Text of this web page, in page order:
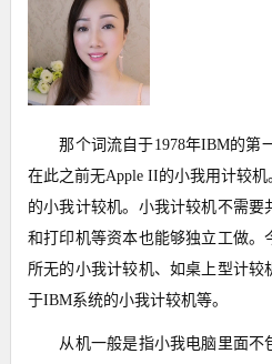
那个词流自于1978年IBM的第
在此之前无Apple II的小我用计较
的小我计较机。小我计较机不需
和打印机等资本也能够独立工做。
所无的小我计较机、如桌上型计
于IBM系统的小我计较机等。
从机一般是指小我电脑里面不